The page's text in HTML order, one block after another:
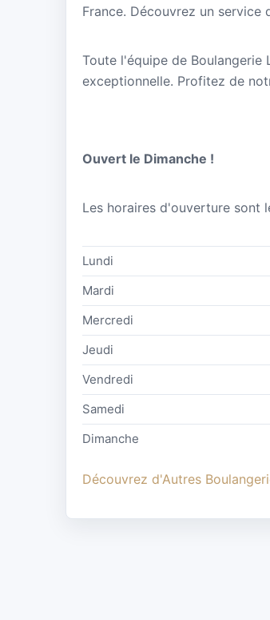
France. Découvrez un service
Toute l'équipe de
exceptionnelle. Profitez de
Ouvert le Dimanche !
Les horaires d'ouverture sont
Lundi
Mardi
Mercredi
Jeudi
Vendredi
Samedi
Dimanche
Découvrez d'Autres